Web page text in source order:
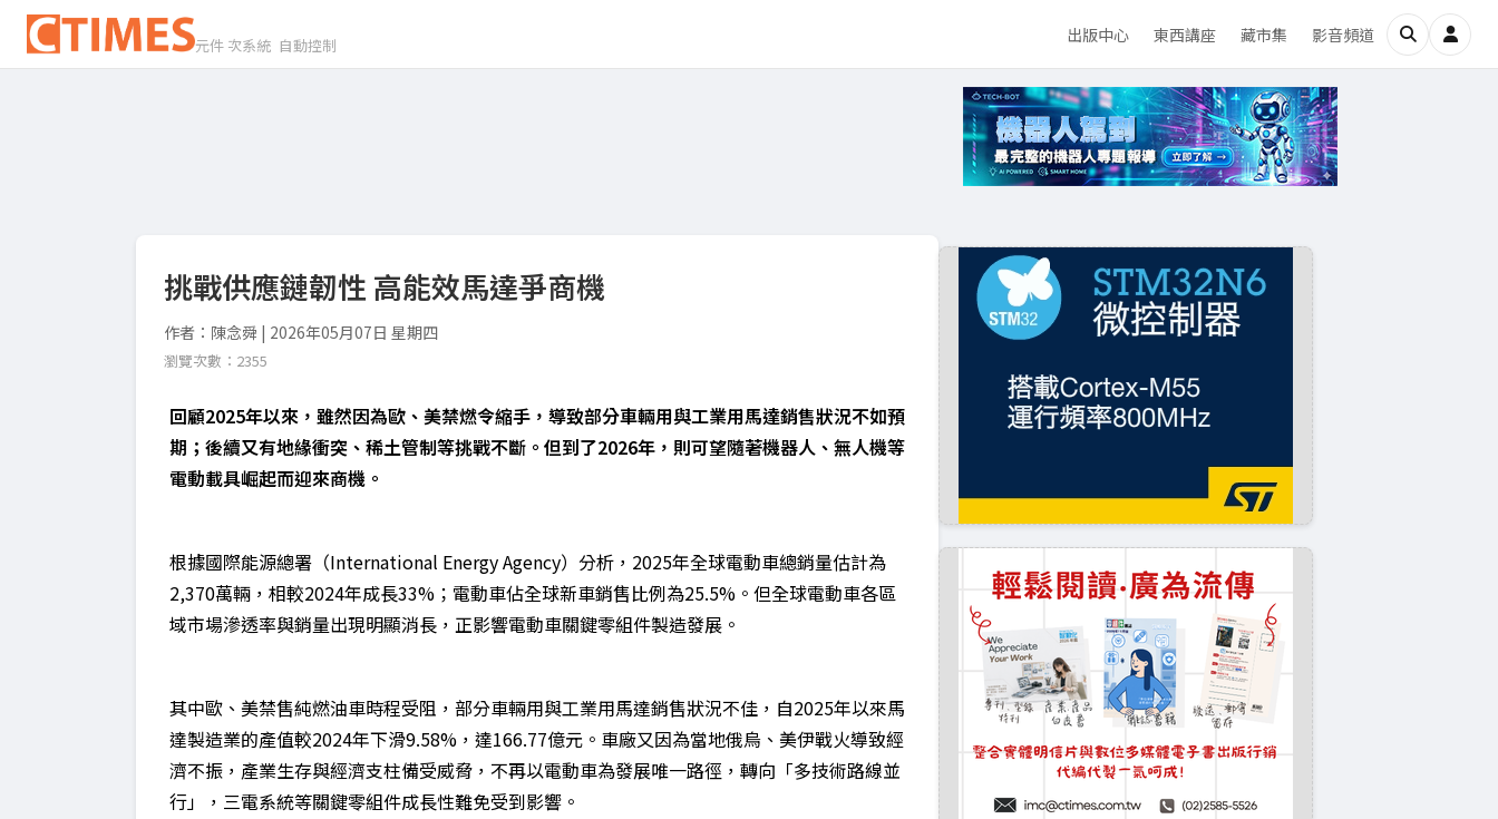
元件 次系統 自動控制 出版中心 東西講座 藏市集 影音頻道
挑戰供應鏈韌性 高能效馬達爭商機
作者：陳念舜 | 2026年05月07日 星期四
瀏覽次數：2355
回顧2025年以來，雖然因為歐、美禁燃令縮手，導致部分車輛用與工業用馬達銷售狀況不如預
期；後續又有地緣衝突、稀土管制等挑戰不斷。但到了2026年，則可望隨著機器人、無人機等
電動載具崛起而迎來商機。
根據國際能源總署（International Energy Agency）分析，2025年全球電動車總銷量估計為
2,370萬輛，相較2024年成長33%；電動車佔全球新車銷售比例為25.5%。但全球電動車各區
域市場滲透率與銷量出現明顯消長，正影響電動車關鍵零組件製造發展。
其中歐、美禁售純燃油車時程受阻，部分車輛用與工業用馬達銷售狀況不佳，自2025年以來馬
達製造業的產值較2024年下滑9.58%，達166.77億元。車廠又因為當地俄烏、美伊戰火導致經
濟不振，產業生存與經濟支柱備受威脅，不再以電動車為發展唯一路徑，轉向「多技術路線並
行」，三電系統等關鍵零組件成長性難免受到影響。